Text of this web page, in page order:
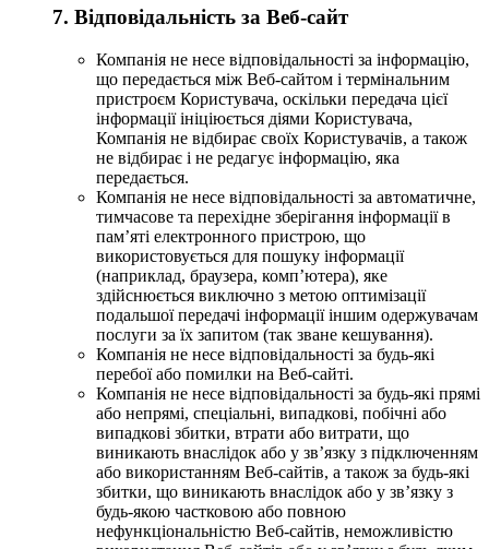
7. Відповідальність за Веб-сайт
Компанія не несе відповідальності за інформацію,
що передається між Веб-сайтом і термінальним
пристроєм Користувача, оскільки передача цієї
інформації ініціюється діями Користувача,
Компанія не відбирає своїх Користувачів, а також
не відбирає і не редагує інформацію, яка
передається.
Компанія не несе відповідальності за автоматичне,
тимчасове та перехідне зберігання інформації в
пам’яті електронного пристрою, що
використовується для пошуку інформації
(наприклад, браузера, комп’ютера), яке
здійснюється виключно з метою оптимізації
подальшої передачі інформації іншим одержувачам
послуги за їх запитом (так зване кешування).
Компанія не несе відповідальності за будь-які
перебої або помилки на Веб-сайті.
Компанія не несе відповідальності за будь-які прямі
або непрямі, спеціальні, випадкові, побічні або
випадкові збитки, втрати або витрати, що
виникають внаслідок або у зв’язку з підключенням
або використанням Веб-сайтів, а також за будь-які
збитки, що виникають внаслідок або у зв’язку з
будь-якою частковою або повною
нефункціональністю Веб-сайтів, неможливістю